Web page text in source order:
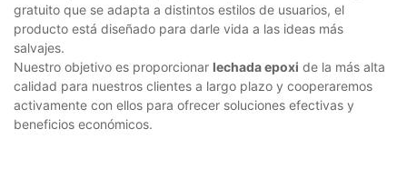
gratuito que se adapta a distintos estilos de usuarios, el
producto está diseñado para darle vida a las ideas más
salvajes.
Nuestro objetivo es proporcionar lechada epoxi de la más alta
calidad para nuestros clientes a largo plazo y cooperaremos
activamente con ellos para ofrecer soluciones efectivas y
beneficios económicos.